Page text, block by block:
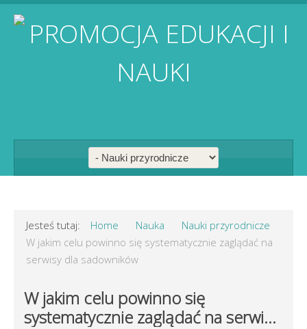
Jesteś tutaj: Home Nauka
Nauki przyrodnicze
W jakim celu powinno się systematycznie zaglądać na
serwisy dla sadowników
W jakim celu powinno się
systematycznie zaglądać na serwisy